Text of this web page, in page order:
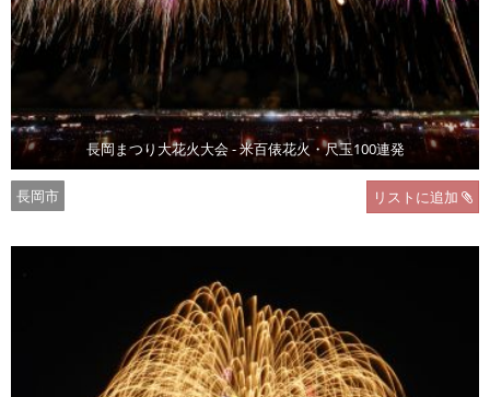
長岡まつり大花火大会 - 米百俵花火・尺玉100連発
長岡市 リストに追加